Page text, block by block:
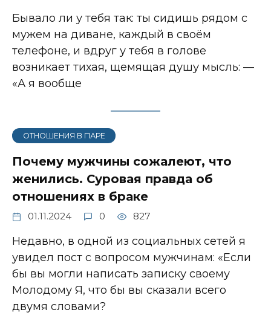
Бывало ли у тебя так: ты сидишь рядом с
мужем на диване, каждый в своём
телефоне, и вдруг у тебя в голове
возникает тихая, щемящая душу мысль: —
«А я вообще
ОТНОШЕНИЯ В ПАРЕ
Почему мужчины сожалеют, что
женились. Суровая правда об
отношениях в браке
01.11.2024 0 827
Недавно, в одной из социальных сетей я
увидел пост с вопросом мужчинам: «Если
бы вы могли написать записку своему
Молодому Я, что бы вы сказали всего
двумя словами?